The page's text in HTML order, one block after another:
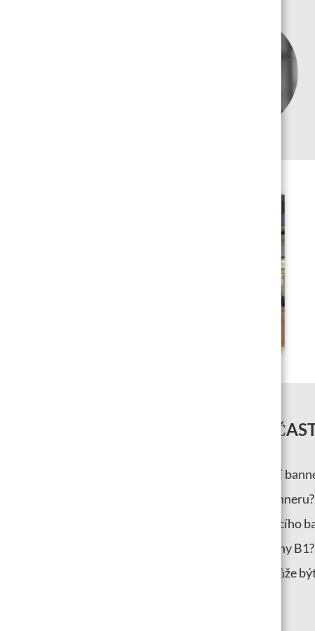
Jaké materiály používáte pro reklamní
Jaká je zvláštní vlastnost síťového banneru?
Jaká je speciální vlastnost zatemňovacího
Co znamená certifikace požární ochrany B1?
Jaká je maximální velikost, ve které může